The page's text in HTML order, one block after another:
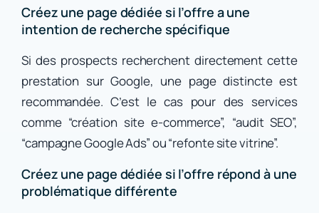
Créez une page dédiée si l’offre a une
intention de recherche spécifique
Si des prospects recherchent directement cette
prestation sur Google, une page distincte est
recommandée. C’est le cas pour des services
comme “création site e-commerce”, “audit SEO”,
“campagne Google Ads” ou “refonte site vitrine”.
Créez une page dédiée si l’offre répond à une
problématique différente